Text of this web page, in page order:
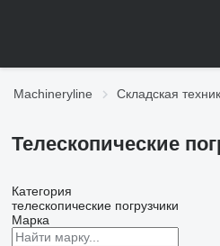
Machineryline Складская
Телескопические
Категория
телескопические погрузчики
Марка